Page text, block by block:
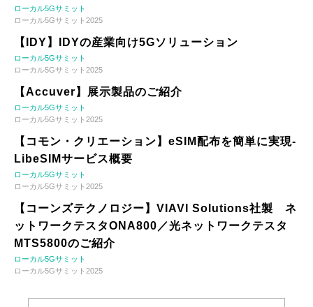
ローカル5Gサミット
ローカル5Gサミット2025
【IDY】IDYの産業向け5Gソリューション
ローカル5Gサミット
ローカル5Gサミット2025
【Accuver】展示製品のご紹介
ローカル5Gサミット
ローカル5Gサミット2025
【コモン・クリエーション】eSIM配布を簡単に実現-
LibeSIMサービス概要
ローカル5Gサミット
ローカル5Gサミット2025
【コーンズテクノロジー】VIAVI Solutions社製 ネ
ットワークテスタONA800／光ネットワークテスタ
MTS5800のご紹介
ローカル5Gサミット
ローカル5Gサミット2025